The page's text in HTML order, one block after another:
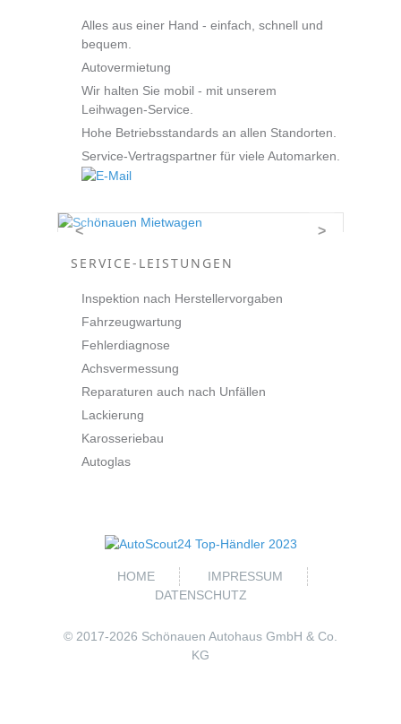
Alles aus einer Hand - einfach, schnell und
bequem.
Autovermietung
Wir halten Sie mobil - mit unserem
Leihwagen-Service.
Hohe Betriebsstandards an allen Standorten.
Service-Vertragspartner für viele Automarken.
< >
SERVICE-LEISTUNGEN
Inspektion nach Herstellervorgaben
Fahrzeugwartung
Fehlerdiagnose
Achsvermessung
Reparaturen auch nach Unfällen
Lackierung
Karosseriebau
Autoglas
HOME
IMPRESSUM
DATENSCHUTZ
© 2017-2026 Schönauen Autohaus GmbH & Co.
KG